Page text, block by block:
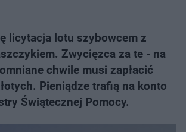
licytacja lotu szybowcem z
Zwycięzca za te - na
chwile musi zapłacić
Pieniądze trafią na konto
Świątecznej Pomocy.